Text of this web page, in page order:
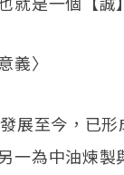
義〉
展至今，已
一為中油煉